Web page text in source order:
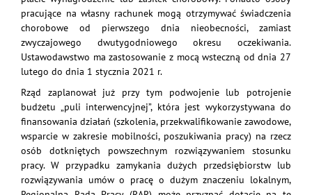
pracujące na własny rachunek mogą otrzymywać świadczenia
chorobowe od pierwszego dnia nieobecności, zamiast
zwyczajowego dwutygodniowego okresu oczekiwania.
Ustawodawstwo ma zastosowanie z mocą wsteczną od dnia 27
lutego do dnia 1 stycznia 2021 r.
Rząd zaplanował już przy tym podwojenie lub potrojenie
budżetu „puli interwencyjnej”, która jest wykorzystywana do
finansowania działań (szkolenia, przekwalifikowanie zawodowe,
wsparcie w zakresie mobilności, poszukiwania pracy) na rzecz
osób dotkniętych powszechnym rozwiązywaniem stosunku
pracy. W przypadku zamykania dużych przedsiębiorstw lub
rozwiązywania umów o pracę o dużym znaczeniu lokalnym,